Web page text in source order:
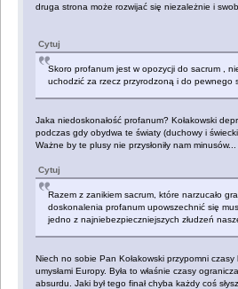
druga strona może rozwijać się niezależnie i
Cytuj
Skoro profanum jest w opozycji do sacrum ,
uchodzić za rzecz przyrodzoną i do pewnego
Jaka niedoskonałość profanum? Kołakowski
podczas gdy obydwa te światy (duchowy i
Ważne by te plusy nie przysłoniły nam minusów...
Cytuj
Razem z zanikiem sacrum, które narzucało
doskonalenia profanum upowszechnić się
jedno z najniebezpieczniejszych złudzeń
Niech no sobie Pan Kołakowski przypomni czasy
umysłami Europy. Była to właśnie czasy
absurdu. Jaki był tego finał chyba każdy coś